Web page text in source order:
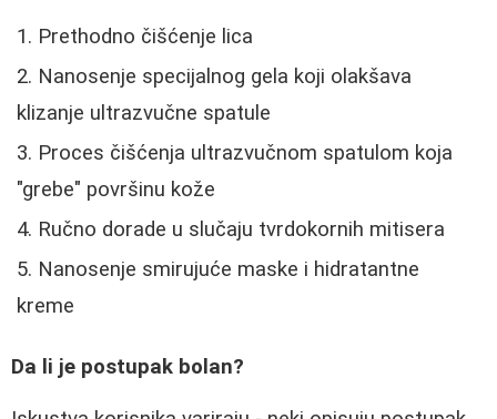
Prethodno čišćenje lica
Nanosenje specijalnog gela koji olakšava
klizanje ultrazvučne spatule
Proces čišćenja ultrazvučnom spatulom koja
"grebe" površinu kože
Ručno dorade u slučaju tvrdokornih mitisera
Nanosenje smirujuće maske i hidratantne
kreme
Da li je postupak bolan?